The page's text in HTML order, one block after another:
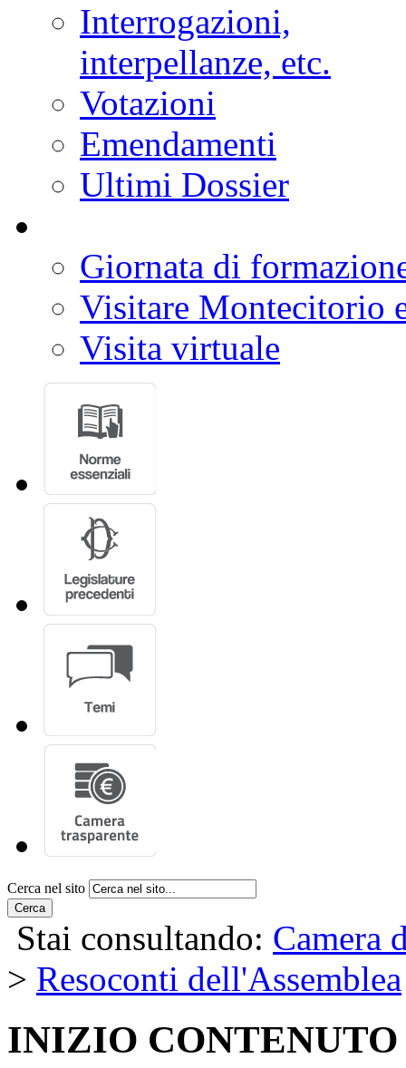
Interrogazioni,
interpellanze, etc.
Votazioni
Emendamenti
Ultimi Dossier
Giornata di
Visitare Montecitorio
Visita virtuale
Cerca nel sito
Cerca
Stai consultando: Camera
> Resoconti dell'Assemblea
INIZIO CONTENUTO